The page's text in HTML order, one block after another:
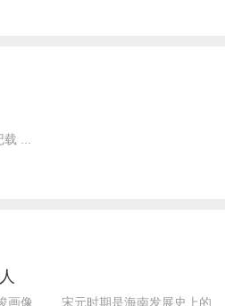
...
浚画像 宋元时期是海南发展史上的